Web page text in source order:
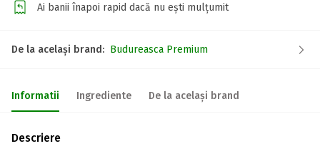
Ai banii înapoi rapid dacă nu ești mulțumit
De la același brand: Budureasca Premium
Informatii Ingrediente De la același brand
Descriere